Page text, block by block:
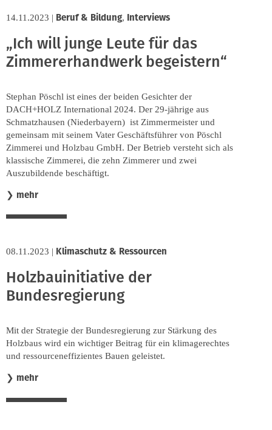
14.11.2023 | Beruf & Bildung, Interviews
„Ich will junge Leute für das
Zimmererhandwerk begeistern“
Stephan Pöschl ist eines der beiden Gesichter der
DACH+HOLZ International 2024. Der 29-jährige aus
Schmatzhausen (Niederbayern) ist Zimmermeister und
gemeinsam mit seinem Vater Geschäftsführer von Pöschl
Zimmerei und Holzbau GmbH. Der Betrieb versteht sich als
klassische Zimmerei, die zehn Zimmerer und zwei
Auszubildende beschäftigt.
❯ mehr
08.11.2023 | Klimaschutz & Ressourcen
Holzbauinitiative der
Bundesregierung
Mit der Strategie der Bundesregierung zur Stärkung des
Holzbaus wird ein wichtiger Beitrag für ein klimagerechtes
und ressourceneffizientes Bauen geleistet.
❯ mehr